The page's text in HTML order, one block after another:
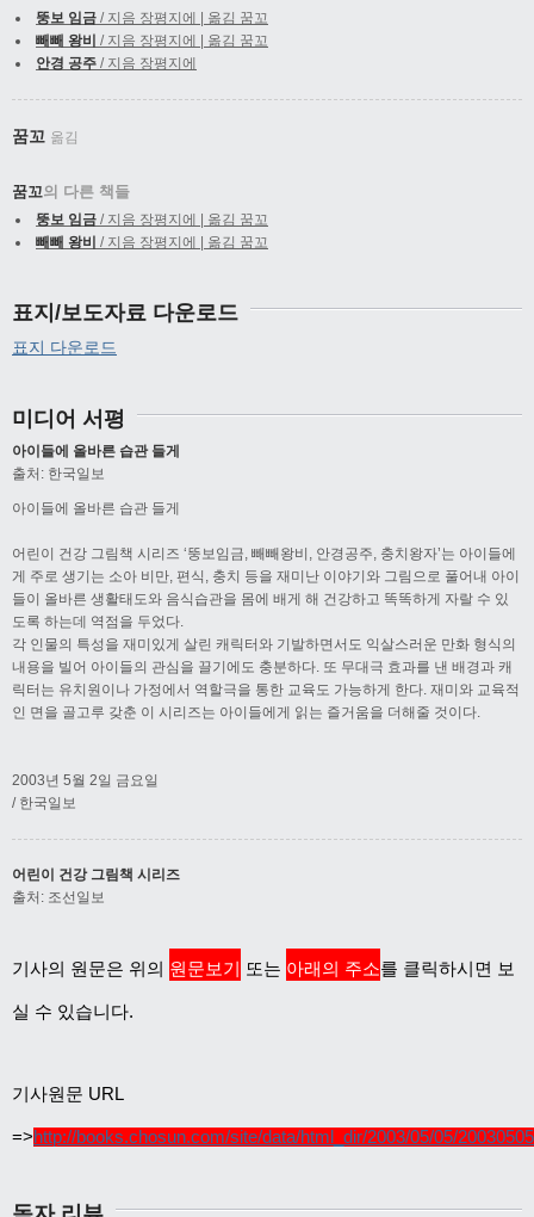
뚱보 임금 / 지음 장평지에 | 옮김 꿈꼬
빼빼 왕비 / 지음 장평지에 | 옮김 꿈꼬
안경 공주 / 지음 장평지에
꿈꼬 옮김
꿈꼬의 다른 책들
뚱보 임금 / 지음 장평지에 | 옮김 꿈꼬
빼빼 왕비 / 지음 장평지에 | 옮김 꿈꼬
표지/보도자료 다운로드
표지 다운로드
미디어 서평
아이들에 올바른 습관 들게
출처: 한국일보
아이들에 올바른 습관 들게
어린이 건강 그림책 시리즈 ‘뚱보임금, 빼빼왕비, 안경공주, 충치왕자’는 아이들에
게 주로 생기는 소아 비만, 편식, 충치 등을 재미난 이야기와 그림으로 풀어내 아이
들이 올바른 생활태도와 음식습관을 몸에 배게 해 건강하고 똑똑하게 자랄 수 있
도록 하는데 역점을 두었다.
각 인물의 특성을 재미있게 살린 캐릭터와 기발하면서도 익살스러운 만화 형식의
내용을 빌어 아이들의 관심을 끌기에도 충분하다. 또 무대극 효과를 낸 배경과 캐
릭터는 유치원이나 가정에서 역할극을 통한 교육도 가능하게 한다. 재미와 교육적
인 면을 골고루 갖춘 이 시리즈는 아이들에게 읽는 즐거움을 더해줄 것이다.
2003년 5월 2일 금요일
/ 한국일보
어린이 건강 그림책 시리즈
출처: 조선일보
기사의 원문은 위의 원문보기 또는 아래의 주소를 클릭하시면 보
실 수 있습니다.
기사원문 URL
=>http://books.chosun.com/site/data/html_dir/2003/05/05/